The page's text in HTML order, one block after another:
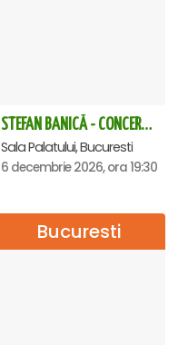
STEFAN BANICĂ - CONCERT EXTRAORDINAR DE CRĂCIUN 2026
Sala Palatului, Bucuresti
6 decembrie 2026, ora 19:30
Bucuresti